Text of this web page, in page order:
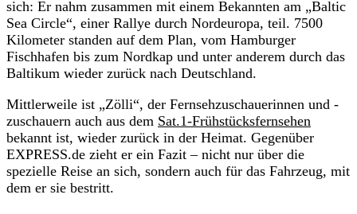
sich: Er nahm zusammen mit einem Bekannten am „Baltic
Sea Circle“, einer Rallye durch Nordeuropa, teil. 7500
Kilometer standen auf dem Plan, vom Hamburger
Fischhafen bis zum Nordkap und unter anderem durch das
Baltikum wieder zurück nach Deutschland.
Mittlerweile ist „Zölli“, der Fernsehzuschauerinnen und -
zuschauern auch aus dem Sat.1-Frühstücksfernsehen
bekannt ist, wieder zurück in der Heimat. Gegenüber
EXPRESS.de zieht er ein Fazit – nicht nur über die
spezielle Reise an sich, sondern auch für das Fahrzeug, mit
dem er sie bestritt.